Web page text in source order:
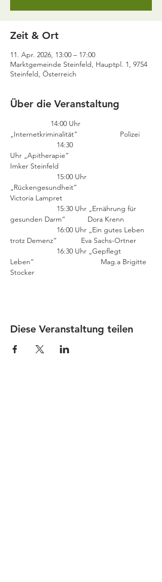
Zeit & Ort
11. Apr. 2026, 13:00 – 17:00
Marktgemeinde Steinfeld, Hauptpl. 1, 9754
Steinfeld, Österreich
Über die Veranstaltung
„Internetkriminalität“                     Polizei
14:30
Uhr „Apitherapie“
Imker Steinfeld
15:00 Uhr
„Rückengesundheit“
Victoria Lampret
15:30 Uhr „Ernährung für
gesunden Darm“           Dora Krenn
16:00 Uhr „Ein gutes Leben
trotz Demenz“            Eva Sachs-Ortner
16:30 Uhr „Gepflegt
Leben“                                 Mag.a Brigitte
Stocker
Diese Veranstaltung teilen